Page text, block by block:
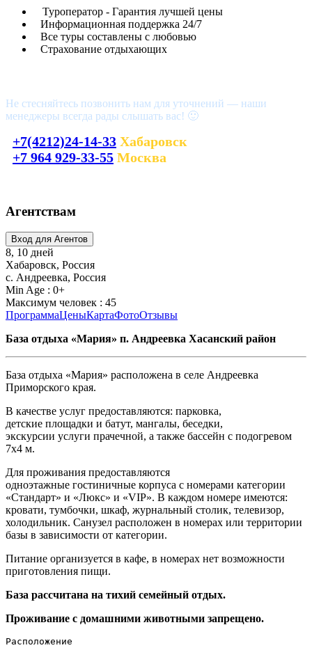
Туроператор - Гарантия лучшей цены
Информационная поддержка 24/7
Все туры составлены с любовью
Страхование отдыхающих
Не стесняйтесь позвонить нам для уточнений — наши
менеджеры всегда рады слышать вас! 🙂
+7(4212)24-14-33 Хабаровск
+7 964 929-33-55 Москва
Агентствам
8, 10 дней
Хабаровск, Россия
с. Андреевка, Россия
Min Age : 0+
Максимум человек : 45
ПрограммаЦеныКартаФотоОтзывы
База отдыха «Мария» п. Андреевка Хасанский район
База отдыха «Мария» расположена в селе Андреевка
Приморского края.
В качестве услуг предоставляются: парковка,
детские площадки и батут, мангалы, беседки,
экскурсии услуги прачечной, а также бассейн с подогревом
7х4 м.
Для проживания предоставляются
одноэтажные гостиничные корпуса с номерами категории
«Стандарт» и «Люкс» и «VIP». В каждом номере имеются:
кровати, тумбочки, шкаф, журнальный столик, телевизор,
холодильник. Санузел расположен в номерах или территории
базы в зависимости от категории.
Питание организуется в кафе, в номерах нет возможности
приготовления пищи.
База рассчитана на тихий семейный отдых.
Проживание с домашними животными запрещено.
Расположение